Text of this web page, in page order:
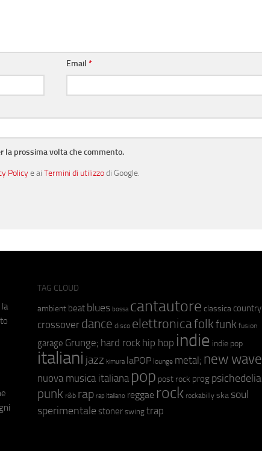
Email*
la prossima volta che commento.
Policye ai Termini di utilizzodi Google.
TAG CLOUD
ambient beat blues bossa cantautore classica country
crossover dance disco elettronicafolkfunk fusion
garage Grunge; hard rock hip hop indie indie pop
italiani jazz kimura laPOP lounge metal; new wave
nuova musica italiana pop post rock prog psichedelia
punk r&b rap rap italiano reggae rock rockabilly ska soul
sperimentale stoner swing trap